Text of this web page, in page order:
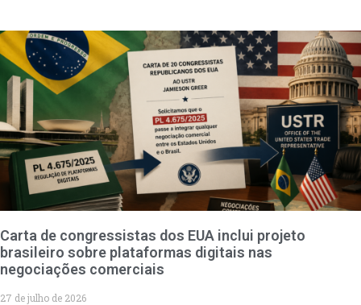
Carta de congressistas dos EUA inclui projeto
brasileiro sobre plataformas digitais nas
negociações comerciais
27 de julho de 2026